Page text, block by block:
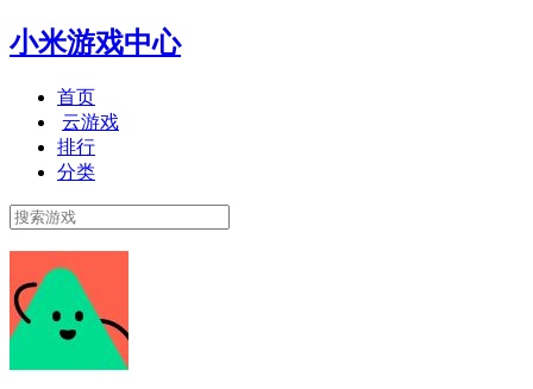
小米游戏中心
首页
云游戏
排行
分类